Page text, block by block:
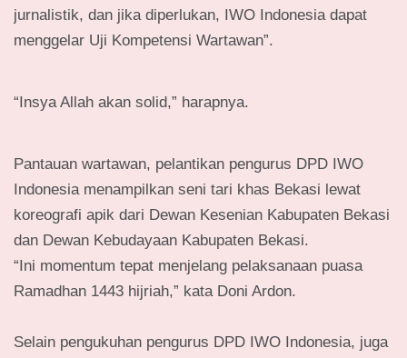
jurnalistik, dan jika diperlukan, IWO Indonesia dapat
menggelar Uji Kompetensi Wartawan”.
“Insya Allah akan solid,” harapnya.
Pantauan wartawan, pelantikan pengurus DPD IWO
Indonesia menampilkan seni tari khas Bekasi lewat
koreografi apik dari Dewan Kesenian Kabupaten Bekasi
dan Dewan Kebudayaan Kabupaten Bekasi.
“Ini momentum tepat menjelang pelaksanaan puasa
Ramadhan 1443 hijriah,” kata Doni Ardon.
Selain pengukuhan pengurus DPD IWO Indonesia, juga